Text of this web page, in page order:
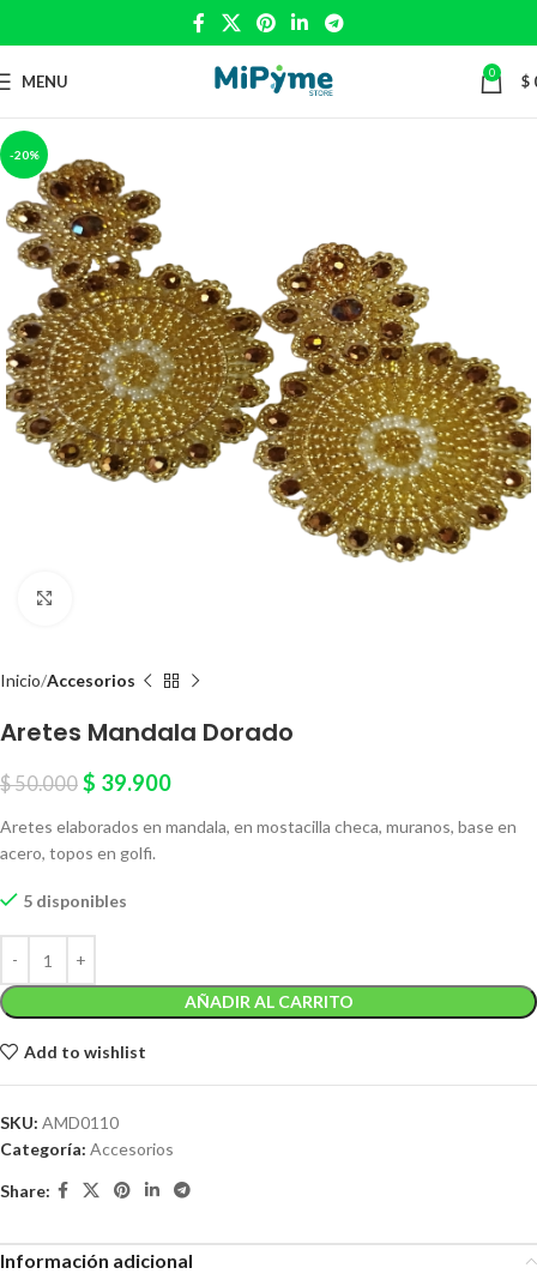
MENU 0 $
-20%
Inicio Accesorios
Aretes Mandala Dorado
$50.000 $ 39.900
Aretes elaborados en mandala, en mostacilla checa, muranos, base en
acero, topos en golfi.
5 disponibles
AÑADIR AL CARRITO
Add to wishlist
SKU: AMD0110
Categoría: Accesorios
Share:
Información adicional